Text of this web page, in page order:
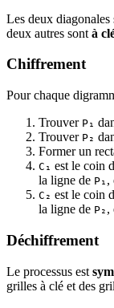
Les deux diagonales
deux autres sont à
Chiffrement
Pour chaque
Trouver P₁
Trouver P₂
Former un
C₁ est le coin
la ligne de P₁ ,
C₂ est le coin
la ligne de P₂ ,
Déchiffrement
Le processus est
grilles à clé et des